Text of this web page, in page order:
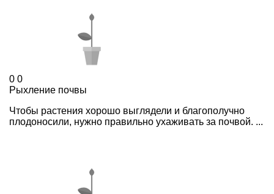
0 0
Рыхление почвы
Чтобы растения хорошо выглядели и благополучно
плодоносили, нужно правильно ухаживать за почвой. ...